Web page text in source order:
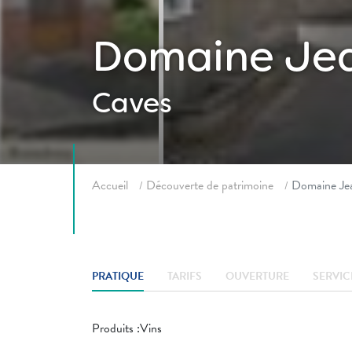
Domaine
Caves
Accueil Découverte de patrimoine Domaine
PRATIQUE TARIFS OUVERTURE
Produits :Vins